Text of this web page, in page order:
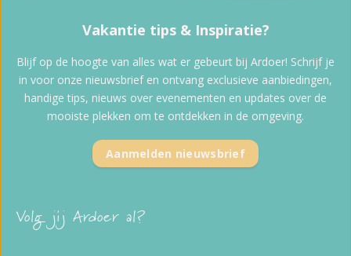
Volg jij Ardoer al?
Vakantie tips & Inspiratie?
Blijf op de hoogte van alles wat er gebeurt bij Ardoer! Schrijf je
in voor onze nieuwsbrief en ontvang exclusieve aanbiedingen,
handige tips, nieuws over evenementen en updates over de
mooiste plekken om te ontdekken in de omgeving.
Aanmelden nieuwsbrief